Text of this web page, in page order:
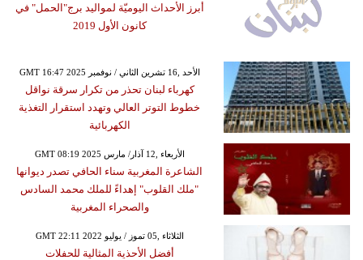
أبرز الأحداث اليوميّة لمواليد برج"الحمل" في
كانون الأول 2019
GMT 16:47 2025 الأحد ,16 تشرين الثاني / نوفمبر
كهرباء لبنان تحذر من تكرار سرقة نواقل
خطوط التوتر العالي وتهدد استقرار التغذية
الكهربائية
GMT 08:19 2025 الأربعاء ,12 آذار/ مارس
الشاعرة المغربية سناء الحافي تصدر ديوانها
"ملك القلوب" إهداءً للملك محمد السادس
والصحراء المغربية
GMT 22:11 2022 الثلاثاء ,05 تموز / يوليو
أفضل الأحذية المثالية للحفلات